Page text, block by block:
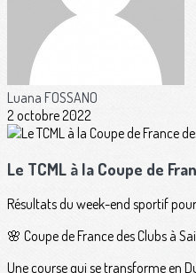
Luana FOSSANO
2 octobre 2022
Le TCML à la Coupe de
Résultats du week-end sportif pour
🌸 Coupe de France des Clubs à
Une course qui se transforme en